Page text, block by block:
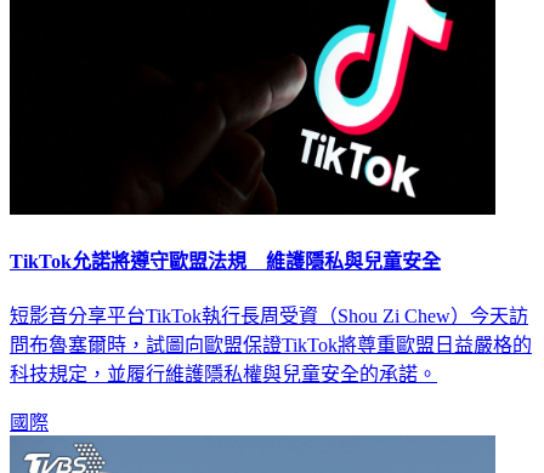
TikTok允諾將遵守歐盟法規 維護隱私與兒童安全
短影音分享平台TikTok執行長周受資（Shou Zi Chew）今天訪
問布魯塞爾時，試圖向歐盟保證TikTok將尊重歐盟日益嚴格的
科技規定，並履行維護隱私權與兒童安全的承諾。
國際